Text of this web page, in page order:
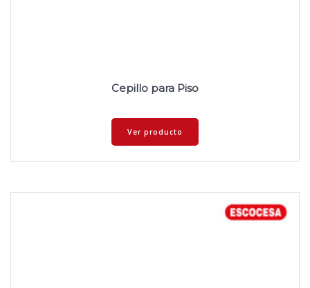
Cepillo para Piso
Ver producto